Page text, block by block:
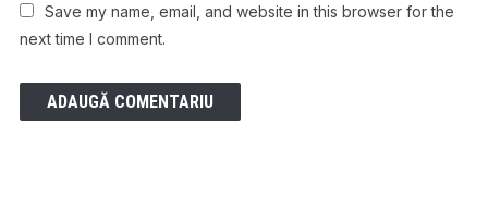
Save my name, email, and website in this browser for the
next time I comment.